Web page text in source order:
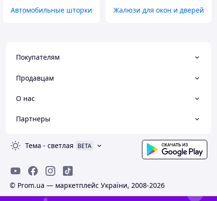
Автомобильные шторки Жалюзи для окон и дверей
Покупателям
Продавцам
О нас
Партнеры
Тема - светлая BETA
© Prom.ua — маркетплейс України, 2008-2026